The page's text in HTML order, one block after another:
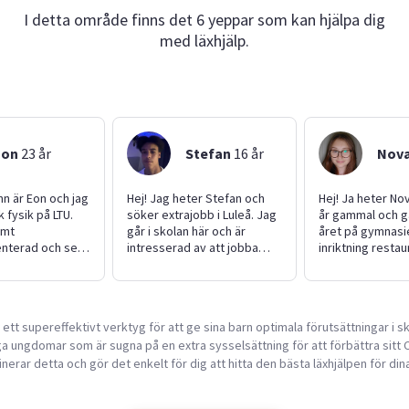
I detta område finns det 6 yeppar som kan hjälpa dig
med läxhjälp.
23 år
på LTU.
och ser
ett problem.
den
och jag vill
tekniska
Stefan 16 år
Hej! Jag heter Stefan och
söker extrajobb i Luleå. Jag
går i skolan här och är
intresserad av att jobba
hundvakt. Jag är ansvarsfull
som jag har passat många
gånger, både små och lite
äldre barn. Jag tycker om
Hej! Ja heter
år gammal och
året på
inriktning
med vänner
passning
ett supereffektivt verktyg för att ge sina barn optimala förutsättningar i
ungdomar som är sugna på en extra sysselsättning för att förbättra sitt
detta och gör det enkelt för dig att hitta den bästa läxhjälpen för